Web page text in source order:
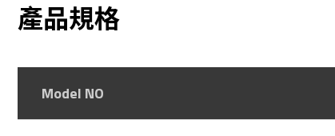
產品規格
Model NO